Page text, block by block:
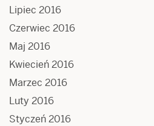
Lipiec 2016
Czerwiec 2016
Maj 2016
Kwiecień 2016
Marzec 2016
Luty 2016
Styczeń 2016